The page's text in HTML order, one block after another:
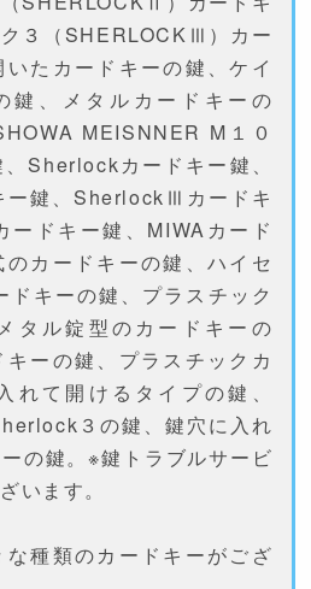
３（SHERLOCKⅢ）カー
いたカードキーの鍵、ケイ
鍵、メタルカードキーの
MEISNNER M１０
Sherlockカードキー鍵、
鍵、SherlockⅢカードキ
ドキー鍵、MIWAカード
カードキーの鍵、ハイセ
ドキーの鍵、プラスチック
タル錠型のカードキーの
ーの鍵、プラスチックカ
れて開けるタイプの鍵、
３の鍵、鍵穴に入れ
の鍵。※鍵トラブルサービ
います。
種類のカードキーがござ